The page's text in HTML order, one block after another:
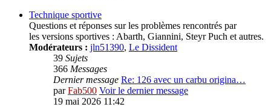
Technique sportive
Questions et réponses sur les problèmes rencontrés par
les versions sportives : Abarth, Giannini, Steyr Puch et autres.
Modérateurs : jln51390, Le Dissident
39 Sujets
366 Messages
Dernier message Re: 126 avec un carbu origina…
parFab500 Voir le dernier message
19 mai 2026 11:42